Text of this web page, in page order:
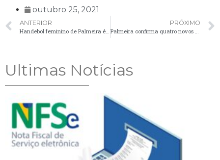
outubro 25, 2021
ANTERIOR
PRÓXIMO
Ultimas Notícias